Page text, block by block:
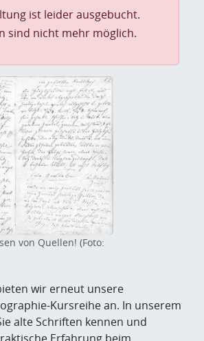
ist leider ausgebucht.
sind nicht mehr möglich.
von Quellen! (Foto:
wir erneut unsere
Kursreihe an. In unserem
alte Schriften kennen und